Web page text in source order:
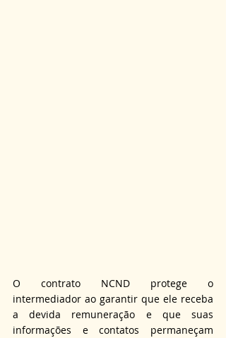
O contrato NCND protege o
intermediador ao garantir que ele receba
a devida remuneração e que suas
informações e contatos permaneçam